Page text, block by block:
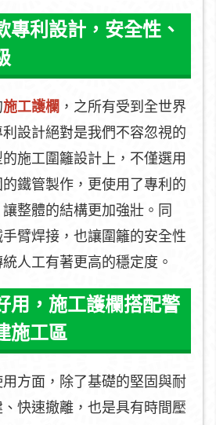
專利設計，安全性、
施工護欄 ，之所有受到全世界
設計絕對是我們不容忽視的
施工圍籬設計上，不僅選用
的鐵管製作，更使用了專利的
整體的結構更加強壯。同
臂焊接，也讓圍籬的安全性
人工有著更高的穩定度。
用，施工護欄搭配警
施工區
方面，除了基礎的堅固與耐
快速撤離，也是具有時間壓